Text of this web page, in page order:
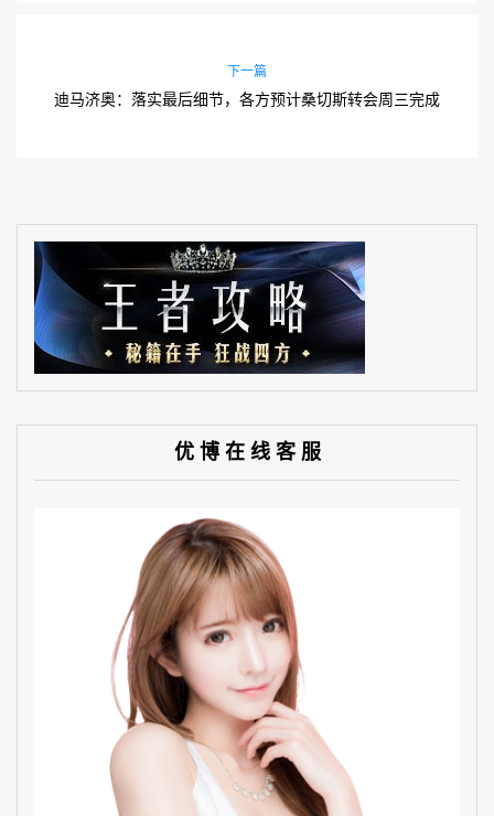
下一篇
迪马济奥：落实最后细节，各方预计桑切斯转会周三完成
优 博 在 线 客 服